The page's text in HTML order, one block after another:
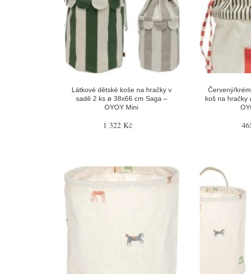
Látkové dětské koše na hračky v
sadě 2 ks ø 38x66 cm Saga –
OYOY Mini
1 322 Kč
Červený/
koš na hračky